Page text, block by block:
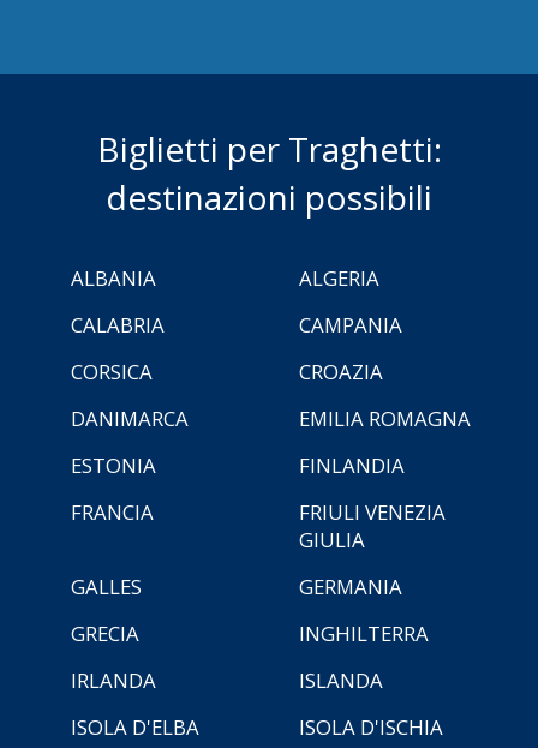
Biglietti per Traghetti:
destinazioni possibili
ALBANIA
ALGERIA
CALABRIA
CAMPANIA
CORSICA
CROAZIA
DANIMARCA
EMILIA ROMAGNA
ESTONIA
FINLANDIA
FRANCIA
FRIULI VENEZIA
GIULIA
GALLES
GERMANIA
GRECIA
INGHILTERRA
IRLANDA
ISLANDA
ISOLA D'ELBA
ISOLA D'ISCHIA